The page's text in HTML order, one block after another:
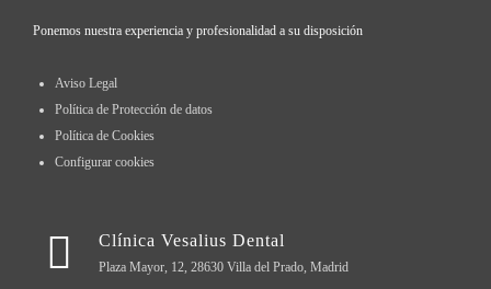
Ponemos nuestra experiencia y profesionalidad a su disposición
Aviso Legal
Política de Protección de datos
Política de Cookies
Configurar cookies
Clínica Vesalius Dental
Plaza Mayor, 12, 28630 Villa del Prado, Madrid